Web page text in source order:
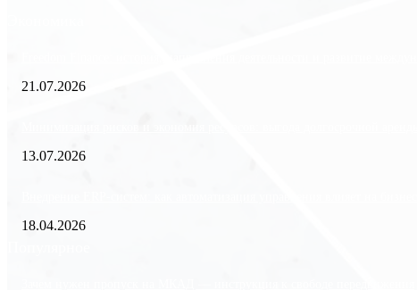
21.07.2026
13.07.2026
18.04.2026